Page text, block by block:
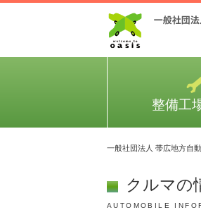
整備工
一般社団法人 帯広地方自
クルマの
AUTOMOBILE